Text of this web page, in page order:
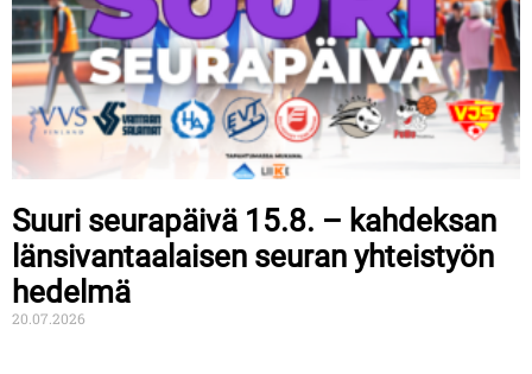
Suuri seurapäivä 15.8. – kahdeksan
länsivantaalaisen seuran yhteistyön
hedelmä
20.07.2026